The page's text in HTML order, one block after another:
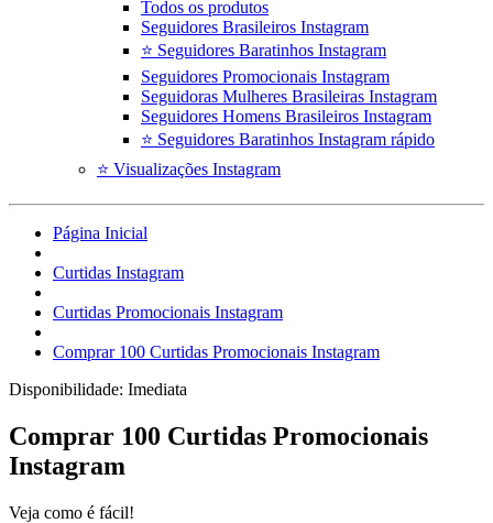
Todos os produtos
Seguidores Brasileiros Instagram
⭐ Seguidores Baratinhos Instagram
Seguidores Promocionais Instagram
Seguidoras Mulheres Brasileiras Instagram
Seguidores Homens Brasileiros Instagram
⭐ Seguidores Baratinhos Instagram rápido
⭐ Visualizações Instagram
Página Inicial
Curtidas Instagram
Curtidas Promocionais Instagram
Comprar 100 Curtidas Promocionais Instagram
Disponibilidade: Imediata
Comprar 100 Curtidas Promocionais
Instagram
Veja como é fácil!